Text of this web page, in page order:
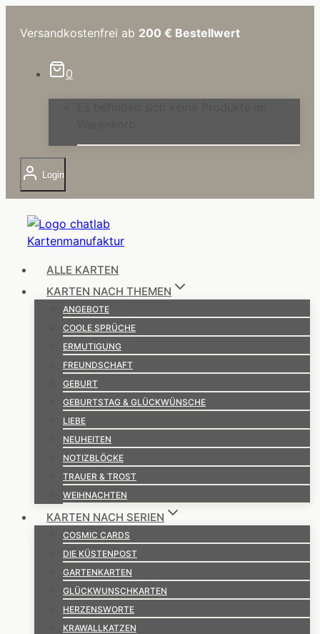
Inhalt
Versandkostenfrei ab 200 € Bestellwert
0
Login
ALLE KARTEN
KARTEN NACH THEMEN
ANGEBOTE
COOLE SPRÜCHE
ERMUTIGUNG
FREUNDSCHAFT
GEBURT
GEBURTSTAG & GLÜCKWÜNSCHE
LIEBE
NEUHEITEN
NOTIZBLÖCKE
TRAUER & TROST
WEIHNACHTEN
KARTEN NACH SERIEN
COSMIC CARDS
DIE KÜSTENPOST
GARTENKARTEN
GLÜCKWUNSCHKARTEN
HERZENSWORTE
KRAWALLKATZEN